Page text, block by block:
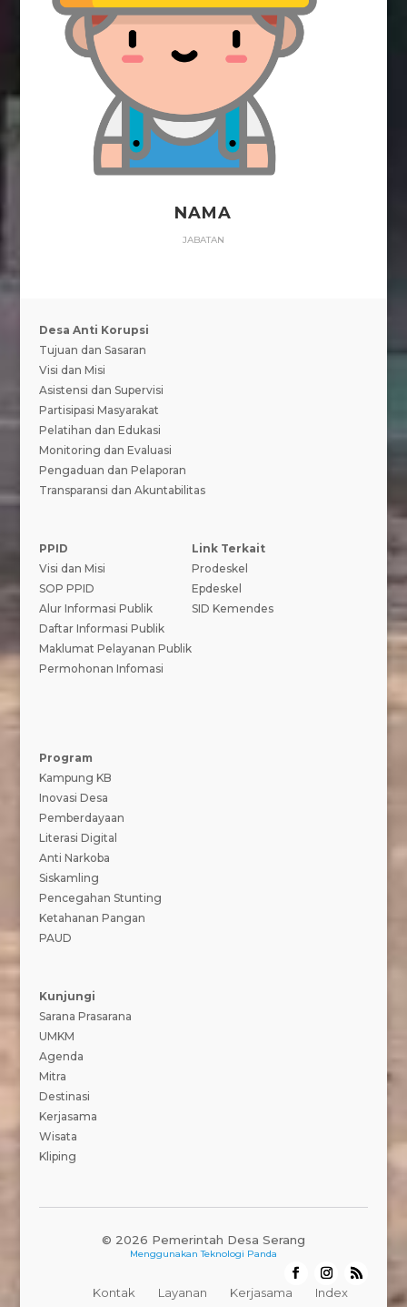
NAMA
JABATAN
Desa Anti Korupsi
Tujuan dan Sasaran
Visi dan Misi
Asistensi dan Supervisi
Partisipasi Masyarakat
Pelatihan dan Edukasi
Monitoring dan Evaluasi
Pengaduan dan Pelaporan
Transparansi dan Akuntabilitas
PPID
Visi dan Misi
SOP PPID
Alur Informasi Publik
Daftar Informasi Publik
Maklumat Pelayanan Publik
Permohonan Infomasi
Link Terkait
Prodeskel
Epdeskel
SID Kemendes
Program
Kampung KB
Inovasi Desa
Pemberdayaan
Literasi Digital
Anti Narkoba
Siskamling
Pencegahan Stunting
Ketahanan Pangan
PAUD
Kunjungi
Sarana Prasarana
UMKM
Agenda
Mitra
Destinasi
Kerjasama
Wisata
Kliping
© 2026 Pemerintah Desa Serang
MenggunakanTeknologi Panda
Kontak Layanan Kerjasama Index